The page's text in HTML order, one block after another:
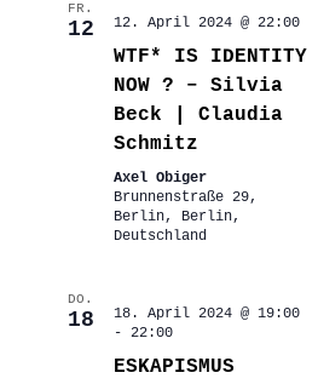
FR.
12 12. April 2024 @ 22:00
WTF* IS IDENTITY
NOW ? – Silvia
Beck | Claudia
Schmitz
Axel Obiger
Brunnenstraße 29,
Berlin, Berlin,
Deutschland
DO.
18
18. April 2024 @ 19:00
- 22:00
ESKAPISMUS